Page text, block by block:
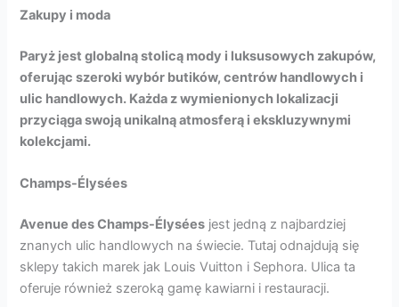
Zakupy i moda
Paryż jest globalną stolicą mody i luksusowych zakupów,
oferując szeroki wybór butików, centrów handlowych i
ulic handlowych. Każda z wymienionych lokalizacji
przyciąga swoją unikalną atmosferą i ekskluzywnymi
kolekcjami.
Champs-Élysées
Avenue des Champs-Élysées jest jedną z najbardziej
znanych ulic handlowych na świecie. Tutaj odnajdują się
sklepy takich marek jak Louis Vuitton i Sephora. Ulica ta
oferuje również szeroką gamę kawiarni i restauracji.